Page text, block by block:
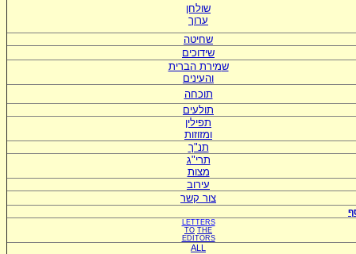
שולחן
ערוך
שחיטה
שידוכים
שמירת הברית
והעינים
תוכחה
תולעים
תפילין
ומזוזות
תנ"ך
תרי"ג
מצות
עירוב
צור קשר
LETTERS
TO THE
EDITORS
ALL